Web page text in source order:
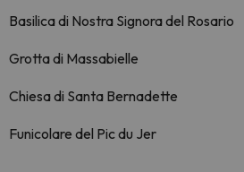
Basilica di Nostra Signora del Rosario
Grotta di Massabielle
Chiesa di Santa Bernadette
Funicolare del Pic du Jer